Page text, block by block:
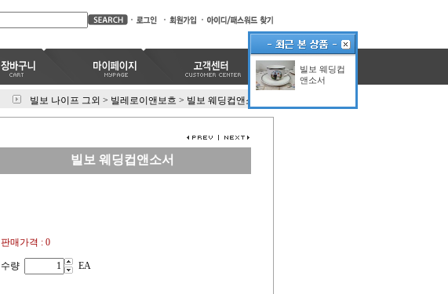
빌보 나이프 그외 > 빌레로이앤보흐 > 빌보 웨딩컵앤소서
빌보 웨딩컵앤소서
판매가격 : 0
수량 EA
빌보 웨딩컵
앤소서